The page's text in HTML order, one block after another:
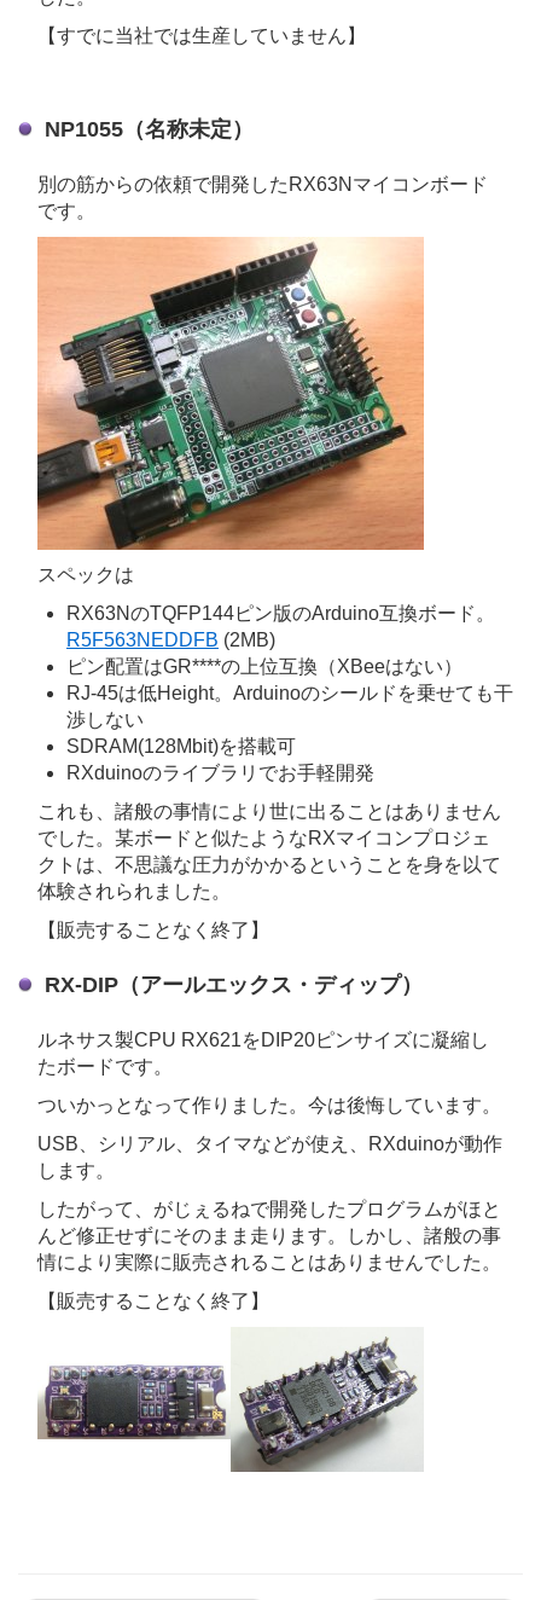
【すでに当社では生産していません】
NP1055（名称未定）
別の筋からの依頼で開発したRX63Nマイコンボード
です。
スペックは
RX63NのTQFP144ピン版のArduino互換ボード。
R5F563NEDDFB (2MB)
ピン配置はGR****の上位互換（XBeeはない）
RJ-45は低Height。Arduinoのシールドを乗せても干
渉しない
SDRAM(128Mbit)を搭載可
RXduinoのライブラリでお手軽開発
これも、諸般の事情により世に出ることはありません
でした。某ボードと似たようなRXマイコンプロジェ
クトは、不思議な圧力がかかるということを身を以て
体験されられました。
【販売することなく終了】
RX-DIP（アールエックス・ディップ）
ルネサス製CPU RX621をDIP20ピンサイズに凝縮し
たボードです。
ついかっとなって作りました。今は後悔しています。
USB、シリアル、タイマなどが使え、RXduinoが動作
します。
したがって、がじぇるねで開発したプログラムがほと
んど修正せずにそのまま走ります。しかし、諸般の事
情により実際に販売されることはありませんでした。
【販売することなく終了】